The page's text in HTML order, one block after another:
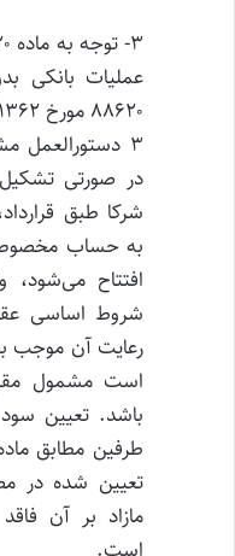
عملیات بانکی
۳
در صورتی
شرکا طبق
به حساب
افتتاح می‌شود،
شروط اساسی
رعایت آن موجب
باشد. تعیین سود
تعیین شده در
مازاد بر آن
است.